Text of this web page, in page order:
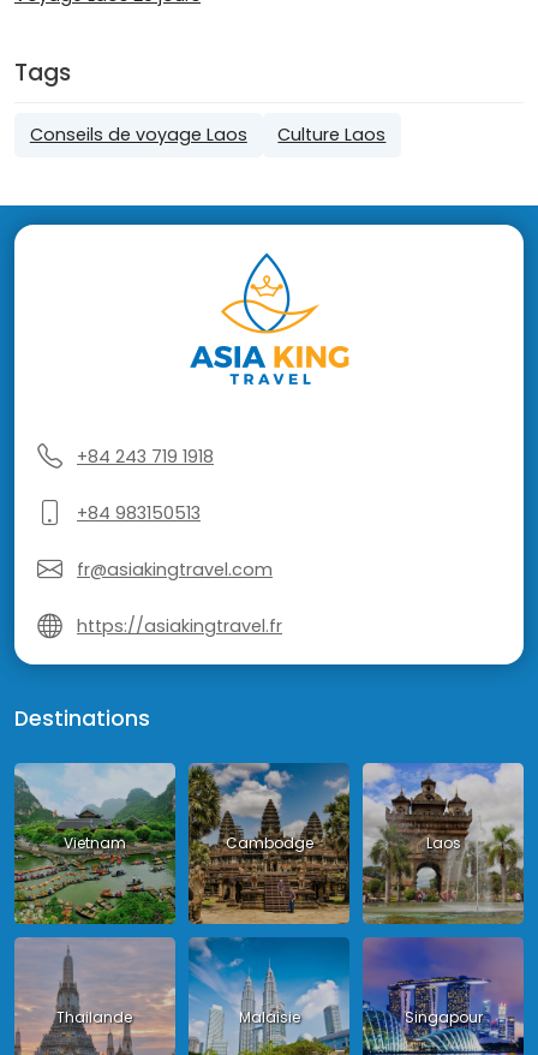
Tags
Conseils de voyage Laos Culture Laos
+84 243 719 1918
+84 983150513
fr@asiakingtravel.com
https://asiakingtravel.fr
Destinations
Vietnam Cambodge Laos
Thailande Malaisie Singapour